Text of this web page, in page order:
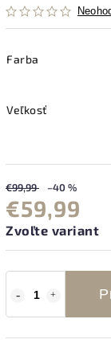
Farba
Veľkosť
€99,99 –40 %
€59,99
Zvoľte variant